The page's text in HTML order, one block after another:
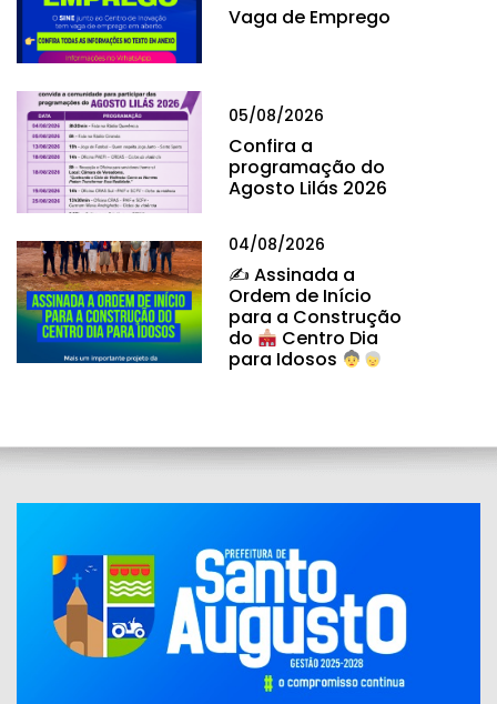
Vaga de Emprego
05/08/2026
Confira a
programação do
Agosto Lilás 2026
04/08/2026
✍ Assinada a
Ordem de Início
para a Construção
do
Centro Dia
para Idosos